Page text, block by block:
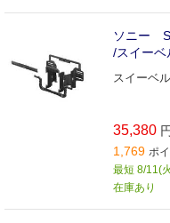
ソニー
/スイーベ
スイーベ
35,380
1,769 ポ
最短 8/11(
在庫あり